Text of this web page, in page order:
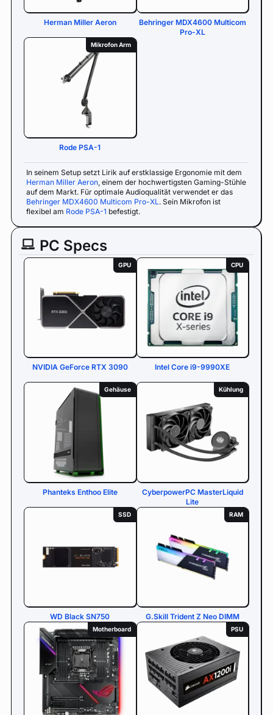
In seinem Setup setzt Lirik auf erstklassige Ergonomie mit dem
Herman Miller Aeron , einem der hochwertigsten Gaming-Stühle
auf dem Markt. Für optimale Audioqualität verwendet er das
Behringer MDX4600 Multicom Pro-XL . Sein Mikrofon ist
flexibel am Rode PSA-1 befestigt.
Herman Miller Aeron
Behringer MDX4600 Multicom
Pro-XL
Mikrofon Arm
Rode PSA-1
PC Specs
GPU
NVIDIA GeForce RTX 3090
CPU
Intel Core i9-9990XE
Gehäuse
Phanteks Enthoo Elite
Kühlung
CyberpowerPC MasterLiquid
Lite
SSD
WD Black SN750
RAM
G.Skill Trident Z Neo DIMM
Motherboard PSU